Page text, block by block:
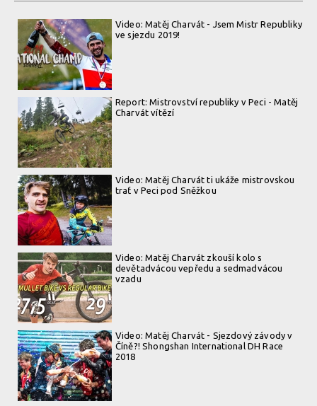
Video: Matěj Charvát - Jsem Mistr Republiky
ve sjezdu 2019!
Report: Mistrovství republiky v Peci - Matěj
Charvát vítězí
Video: Matěj Charvát ti ukáže mistrovskou
trať v Peci pod Sněžkou
Video: Matěj Charvát zkouší kolo s
devětadvácou vepředu a sedmadvácou
vzadu
Video: Matěj Charvát - Sjezdový závody v
Číně?! Shongshan International DH Race
2018